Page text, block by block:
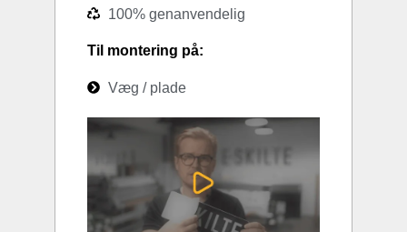
100% genanvendelig
Til montering på:
Væg / plade